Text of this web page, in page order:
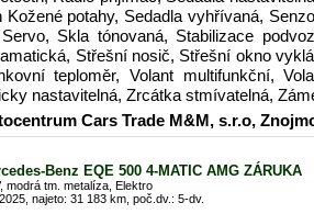
Kožené potahy, Sedadla vyhřívaná,
Skla tónovaná, Stabilizace
Střešní nosič, Střešní okno
teploměr, Volant multifunkční,
nastavitelná, Zrcátka stmívatelná,
Cars Trade M&M, s.r.o,
Benz EQE 500 4-MATIC AMG ZÁRUKA
modrá tm. metalíza, Elektro
najeto: 31 183 km, poč.dv.: 5-dv.